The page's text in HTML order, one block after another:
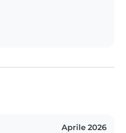
Aprile 2026